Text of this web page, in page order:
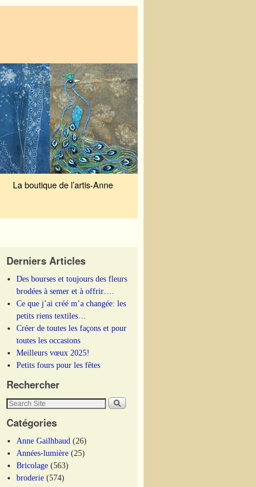
La boutique de l’artis-Anne
Derniers Articles
Des bourses et toujours des fleurs
brodées à semer et à offrir….
Ce que j’ai créé m’a changée: les
petits riens textiles…
Créer de toutes les façons et pour
toutes les occasions
Meilleurs vœux 2025!
Petits fours pour les fêtes
Rechercher
Catégories
Anne Gailhbaud (26)
Années-lumière (25)
Bricolage (563)
broderie (574)